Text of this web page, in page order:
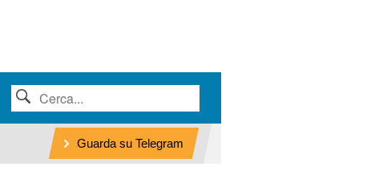
Guarda su Telegram